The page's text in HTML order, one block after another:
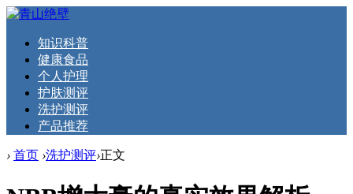
知识科普
健康食品
个人护理
护肤测评
洗护测评
产品推荐
› 首页 ›洗护测评›正文